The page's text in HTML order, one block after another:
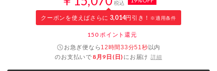
税込
クーポンを使えばさらに 3,014円引き！ ※適用条件
150 ポイント還元
お急ぎ便なら 12時間33分50秒以内
のお支払いで 8月9日(日) にお届け 詳細